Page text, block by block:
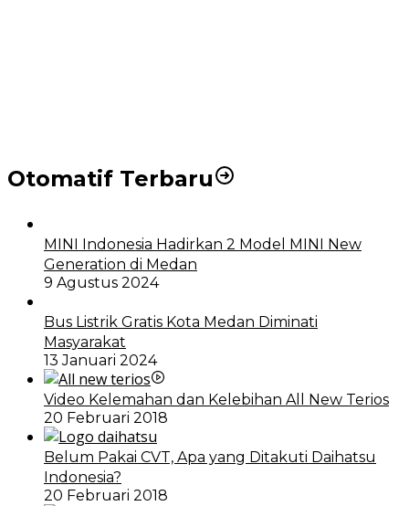
Otomatif Terbaru
MINI Indonesia Hadirkan 2 Model MINI New
Generation di Medan
9 Agustus 2024
Bus Listrik Gratis Kota Medan Diminati
Masyarakat
13 Januari 2024
Video Kelemahan dan Kelebihan All New Terios
20 Februari 2018
Belum Pakai CVT, Apa yang Ditakuti Daihatsu
Indonesia?
20 Februari 2018